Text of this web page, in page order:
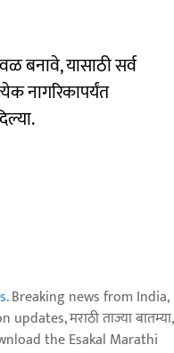
बनावे, यासाठी सर्व
नागरिकापर्यंत
. Breaking news from India,
मराठी ताज्या बातम्या,
the Esakal Marathi